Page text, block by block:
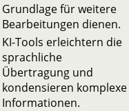
Grundlage für weitere
Bearbeitungen dienen.
KI-Tools erleichtern die
sprachliche
Übertragung und
kondensieren komplexe
Informationen.